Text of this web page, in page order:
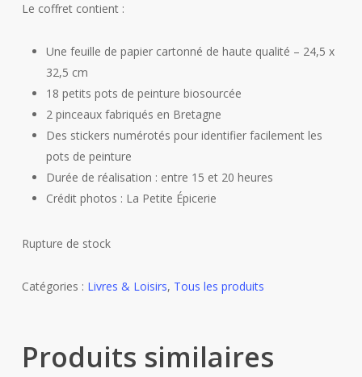
Le coffret contient :
Une feuille de papier cartonné de haute qualité – 24,5 x
32,5 cm
18 petits pots de peinture biosourcée
2 pinceaux fabriqués en Bretagne
Des stickers numérotés pour identifier facilement les
pots de peinture
Durée de réalisation : entre 15 et 20 heures
Crédit photos : La Petite Épicerie
Rupture de stock
Catégories : Livres & Loisirs, Tous les produits
Produits similaires